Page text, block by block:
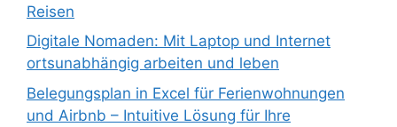
Reisen
Digitale Nomaden: Mit Laptop und Internet
ortsunabhängig arbeiten und leben
Belegungsplan in Excel für Ferienwohnungen
und Airbnb – Intuitive Lösung für Ihre